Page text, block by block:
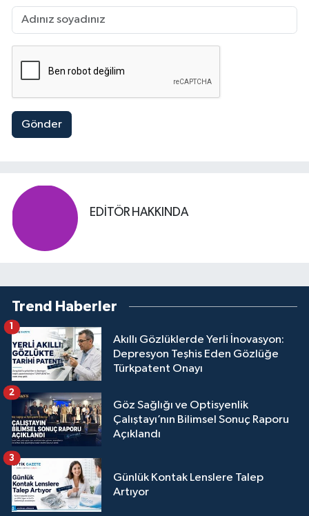
Gönder
EDITÖR HAKKINDA
Trend Haberler
Akıllı Gözlüklerde Yerli İnovasyon:
Depresyon Teşhis Eden Gözlüğe
Türkpatent Onayı
Göz Sağlığı ve Optisyenlik
Çalıştayı’nın Bilimsel Sonuç Raporu
Açıklandı
2
Günlük Kontak Lenslere Talep
Artıyor
3